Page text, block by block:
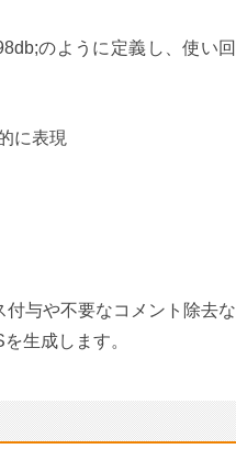
のように定義し、使い回
に表現
与や不要なコメント除去な
生成します。